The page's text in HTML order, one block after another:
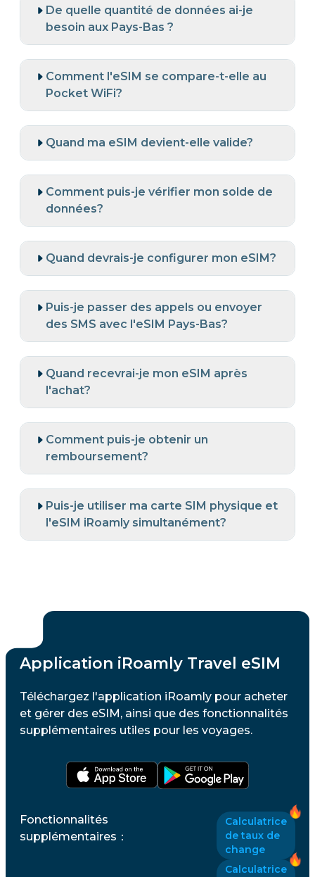
De quelle quantité de données ai-je
besoin aux Pays-Bas ?
Comment l'eSIM se compare-t-elle au
Pocket WiFi?
Quand ma eSIM devient-elle valide?
Comment puis-je vérifier mon solde de
données?
Quand devrais-je configurer mon eSIM?
Puis-je passer des appels ou envoyer
des SMS avec l'eSIM Pays-Bas?
Quand recevrai-je mon eSIM après
l'achat?
Comment puis-je obtenir un
remboursement?
Puis-je utiliser ma carte SIM physique et
l'eSIM iRoamly simultanément?
Application iRoamly Travel eSIM
Téléchargez l'application iRoamly pour acheter
et gérer des eSIM, ainsi que des fonctionnalités
supplémentaires utiles pour les voyages.
Fonctionnalités
supplémentaires ：
Calculatrice
de taux de
change
Calculatrice